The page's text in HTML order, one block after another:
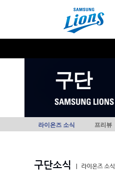
구단
라이온즈 소식 프리뷰
구단소식
라이온즈 소식